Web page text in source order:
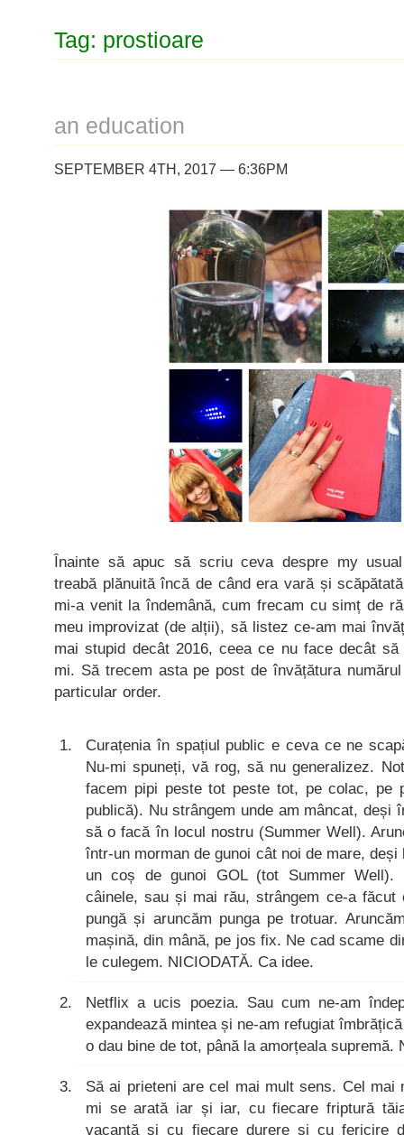
Tag: prostioare
an education
SEPTEMBER 4TH, 2017 — 6:36PM
Înainte să apuc să scriu ceva despre my
treabă plănuită încă de când era vară și
mi-a venit la îndemână, cum frecam cu simț de
meu improvizat (de alții), să listez ce-am mai
mai stupid decât 2016, ceea ce nu face decât
mi. Să trecem asta pe post de învățătura
particular order.
Curațenia în spațiul public e ceva ce ne
Nu-mi spuneți, vă rog, să nu generalizez.
facem pipi peste tot peste tot, pe colac, pe
publică). Nu strângem unde am mâncat, deși
să o facă în locul nostru (Summer Well).
într-un morman de gunoi cât noi de mare,
un coș de gunoi GOL (tot Summer Well).
câinele, sau și mai rău, strângem ce-a făcut
pungă și aruncăm punga pe trotuar.
mașină, din mână, pe jos fix. Ne cad scame
le culegem. NICIODATĂ. Ca idee.
Netflix a ucis poezia. Sau cum ne-am
expandează mintea și ne-am refugiat
o dau bine de tot, până la amorțeala supremă.
Să ai prieteni are cel mai mult sens. Cel mai
mi se arată iar și iar, cu fiecare friptură
vacanță și cu fiecare durere și cu fericire